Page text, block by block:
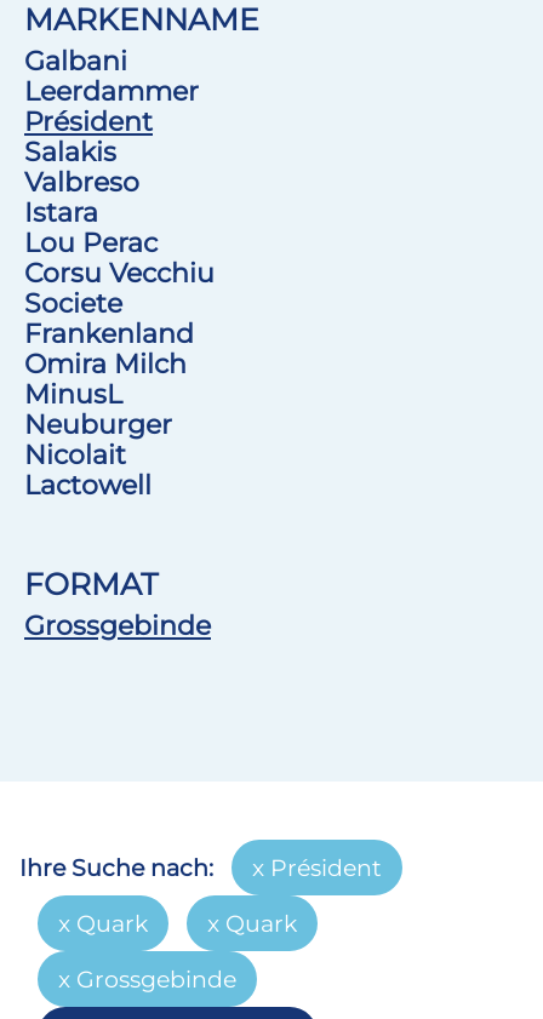
MARKENNAME
Galbani
Leerdammer
Président
Salakis
Valbreso
Istara
Lou Perac
Corsu Vecchiu
Societe
Frankenland
Omira Milch
MinusL
Neuburger
Nicolait
Lactowell
FORMAT
Grossgebinde
Ihre Suche nach:
Président
Quark
Quark
Grossgebinde